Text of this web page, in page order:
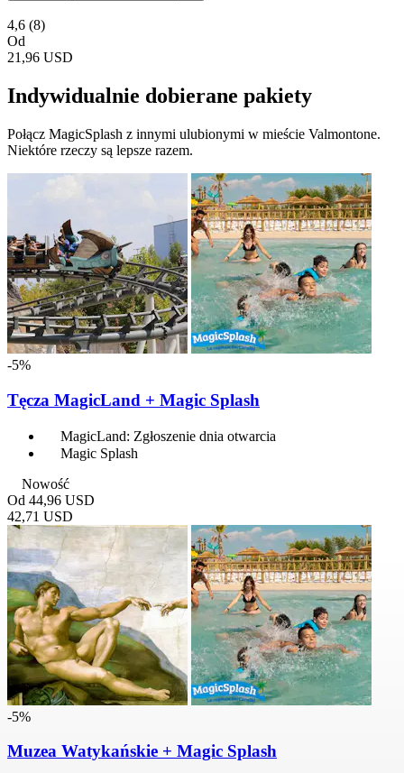
4,6 (8)
Od
21,96 USD
Indywidualnie dobierane pakiety
Połącz MagicSplash z innymi ulubionymi w mieście Valmontone.
Niektóre rzeczy są lepsze razem.
-5%
Tęcza MagicLand + Magic Splash
MagicLand: Zgłoszenie dnia otwarcia
Magic Splash
Nowość
Od 44,96 USD
42,71 USD
-5%
Muzea Watykańskie + Magic Splash